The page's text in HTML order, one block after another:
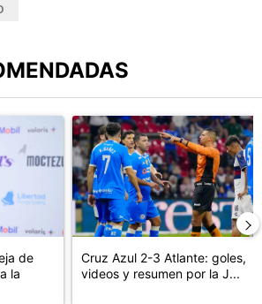
con el título "La contundente queja de
de
la
Un artículo de tendencia con el
Cruz Azul 2-3 Atlante: goles,
videos y resumen por la J...